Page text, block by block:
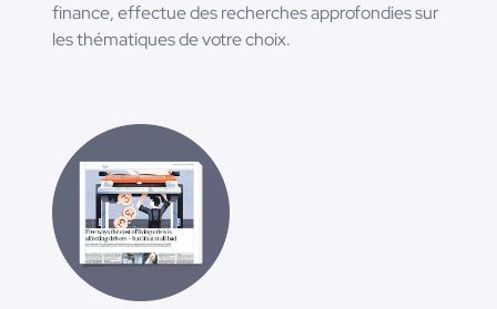
finance, effectue des recherches approfondies sur
les thématiques de votre choix.